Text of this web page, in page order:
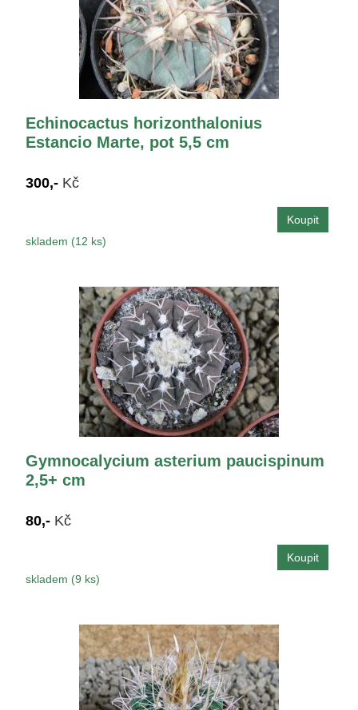
Echinocactus horizonthalonius
Estancio Marte, pot 5,5 cm
300,- Kč
skladem (12 ks)
Gymnocalycium asterium paucispinum
2,5+ cm
80,- Kč
skladem (9 ks)